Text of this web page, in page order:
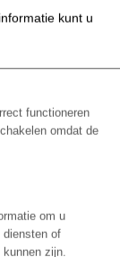
kunt u
functioneren
omdat de
om u
diensten of
zijn.